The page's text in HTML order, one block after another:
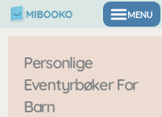
Hopp
rett
innholdet
Personlige
Eventyrbøker For
Barn